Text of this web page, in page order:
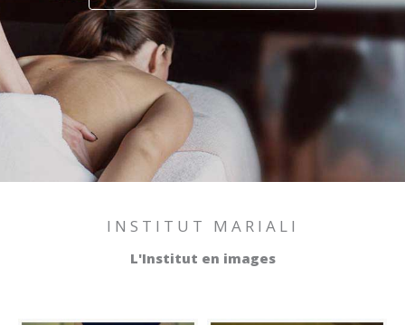
INSTITUT MARIALI
L'Institut en images